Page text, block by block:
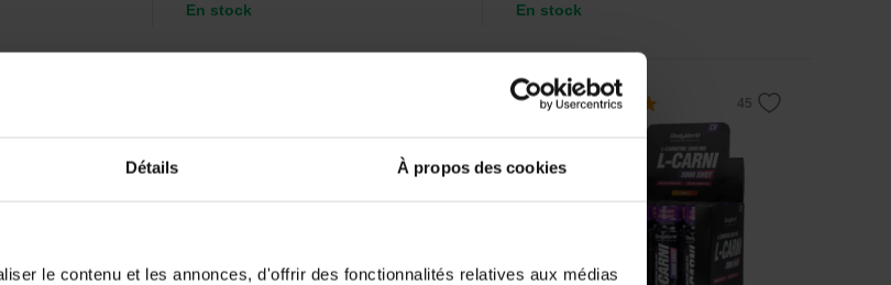
Détails À propos des cookies
le contenu et les annonces, d'offrir des fonctionnalités relatives aux médias
En stock En stock
-10%
4,8